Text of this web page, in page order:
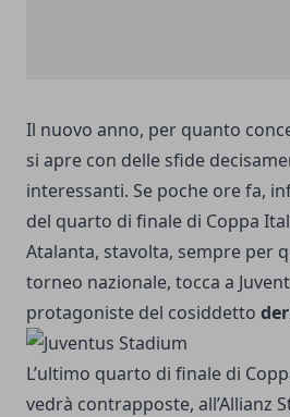
Il nuovo anno, per quanto
si apre con delle sfide
interessanti. Se poche ore fa,
del quarto di finale di Coppa
Atalanta, stavolta, sempre per
torneo nazionale, tocca a
protagoniste del cosiddetto
L’ultimo quarto di finale di
vedrà contrapposte, all’Allianz